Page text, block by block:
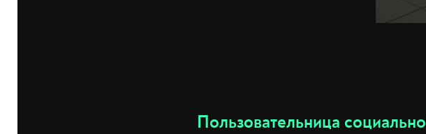
Пользовательница